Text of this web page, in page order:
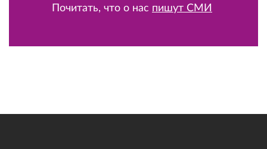
Почитать, что о нас пишут СМИ